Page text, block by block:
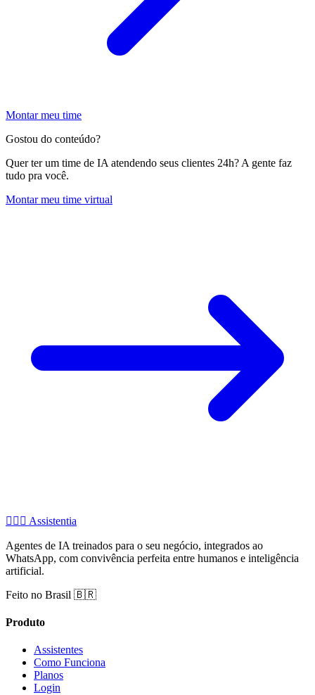
Montar meu time
Gostou do conteúdo?
Quer ter um time de IA atendendo seus clientes 24h? A gente faz
tudo pra você.
Montar meu time virtual
🧚🏻‍♂️ Assistentia
Agentes de IA treinados para o seu negócio, integrados ao
WhatsApp, com convivência perfeita entre humanos e inteligência
artificial.
Feito no Brasil 🇧🇷
Produto
Assistentes
Como Funciona
Planos
Login